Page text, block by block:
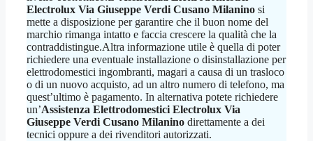
Electrolux Via Giuseppe Verdi Cusano Milanino si
mette a disposizione per garantire che il buon nome del
marchio rimanga intatto e faccia crescere la qualità che la
contraddistingue.Altra informazione utile è quella di poter
richiedere una eventuale installazione o disinstallazione per
elettrodomestici ingombranti, magari a causa di un trasloco
o di un nuovo acquisto, ad un altro numero di telefono, ma
quest’ultimo è pagamento. In alternativa potete richiedere
un’Assistenza Elettrodomestici Electrolux Via
Giuseppe Verdi Cusano Milanino direttamente a dei
tecnici oppure a dei rivenditori autorizzati.